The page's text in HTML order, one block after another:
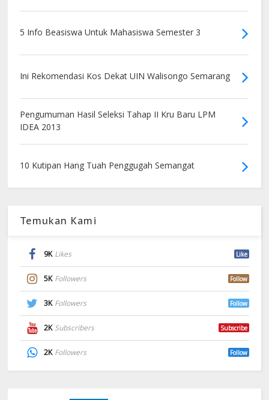
5 Info Beasiswa Untuk Mahasiswa Semester 3
Ini Rekomendasi Kos Dekat UIN Walisongo Semarang
Pengumuman Hasil Seleksi Tahap II Kru Baru LPM
IDEA 2013
10 Kutipan Hang Tuah Penggugah Semangat
Temukan Kami
9K Likes Like
5K Followers Follow
3K Followers Follow
2K Subscribers Subscribe
2K Followers Follow